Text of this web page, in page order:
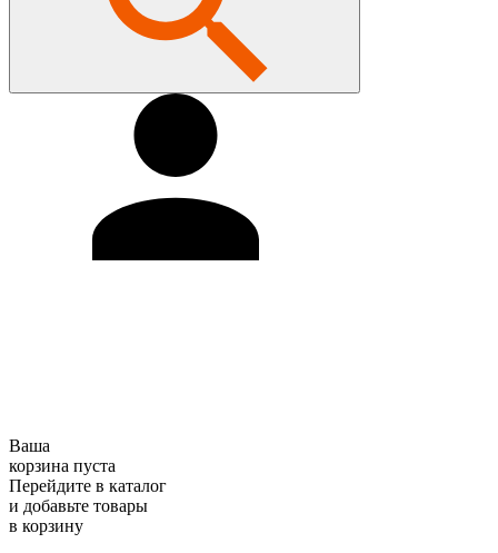
Ваша
корзина пуста
Перейдите в каталог
и добавьте товары
в корзину